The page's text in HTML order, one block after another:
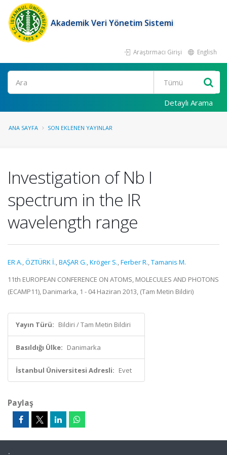
Akademik Veri Yönetim Sistemi
Araştırmacı Girişi English
Ara
Detaylı Arama
ANA SAYFA SON EKLENEN YAYINLAR
Investigation of Nb I
spectrum in the IR
wavelength range
ER A.,ÖZTÜRK İ.,BAŞAR G.,Kröger S.,Ferber R.,Tamanis M.
11th EUROPEAN CONFERENCE ON ATOMS, MOLECULES AND PHOTONS
(ECAMP11), Danimarka, 1 - 04 Haziran 2013, (Tam Metin Bildiri)
Yayın Türü: Bildiri / Tam Metin Bildiri
Basıldığı Ülke: Danimarka
İstanbul Üniversitesi Adresli: Evet
Paylaş